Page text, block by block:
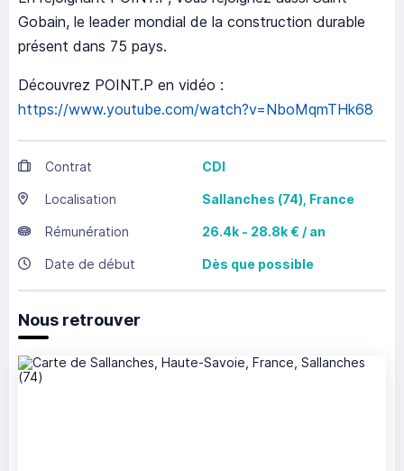
Gobain, le leader mondial de la construction durable
présent dans 75 pays.
Découvrez POINT.P en vidéo :
https://www.youtube.com/watch?v=NboMqmTHk68
Contrat CDI
Localisation Sallanches (74), France
Rémunération 26.4k - 28.8k € / an
Date de début Dès que possible
Nous retrouver